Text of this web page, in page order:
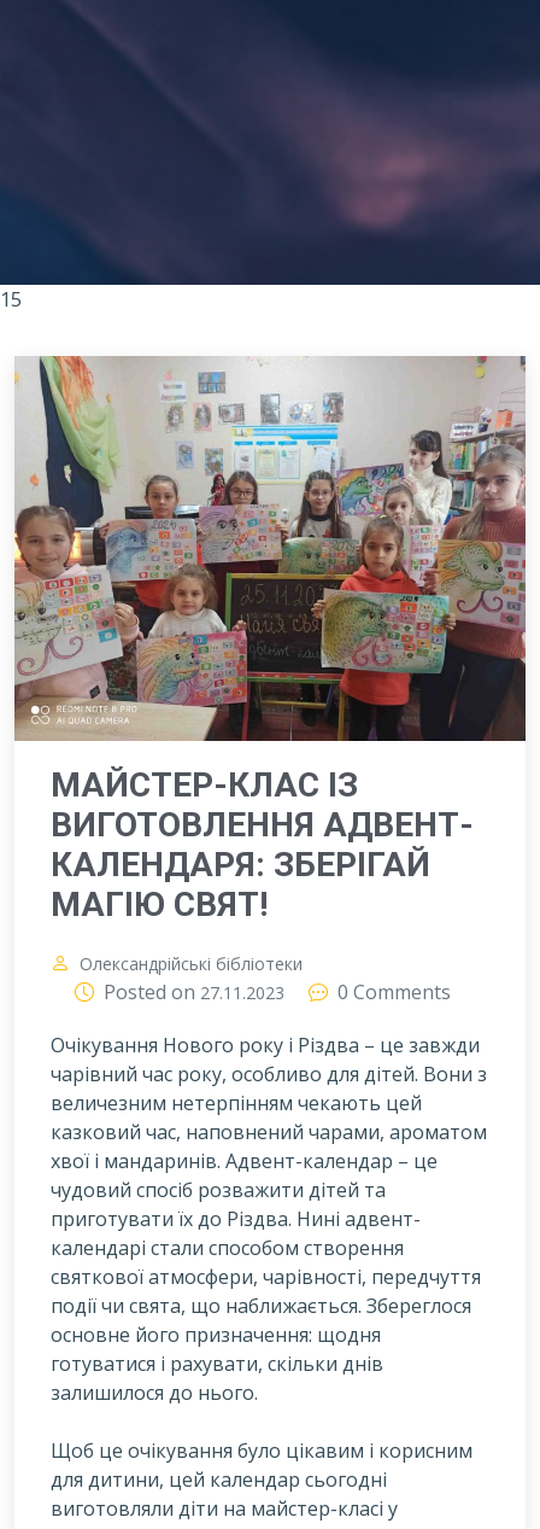
15
МАЙСТЕР-КЛАС ІЗ
ВИГОТОВЛЕННЯ АДВЕНТ-
КАЛЕНДАРЯ: ЗБЕРІГАЙ
МАГІЮ СВЯТ!
Олександрійські бібліотеки
Posted on 27.11.2023
0 Comments
Очікування Нового року і Різдва – це завжди
чарівний час року, особливо для дітей. Вони з
величезним нетерпінням чекають цей
казковий час, наповнений чарами, ароматом
хвої і мандаринів. Адвент-календар – це
чудовий спосіб розважити дітей та
приготувати їх до Різдва. Нині адвент-
календарі стали способом створення
святкової атмосфери, чарівності, передчуття
події чи свята, що наближається. Збереглося
основне його призначення: щодня
готуватися і рахувати, скільки днів
залишилося до нього.
Щоб це очікування було цікавим і корисним
для дитини, цей календар сьогодні
виготовляли діти на майстер-класі у